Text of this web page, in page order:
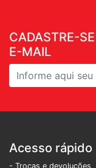
CADASTRE-
E-MAIL
Acesso rápido
- Trocas e devoluções